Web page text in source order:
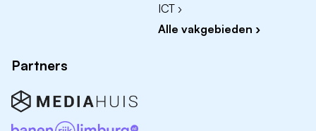
Je bent verbindend, daadkrachtig en hebt ervaring
met professionalisering van organisaties.
Je krijgt energie van het realiseren van groei en
Je kunt strategisch denken én praktisch uitvoeren.
ICT ›
Alle vakgebieden ›
Partners